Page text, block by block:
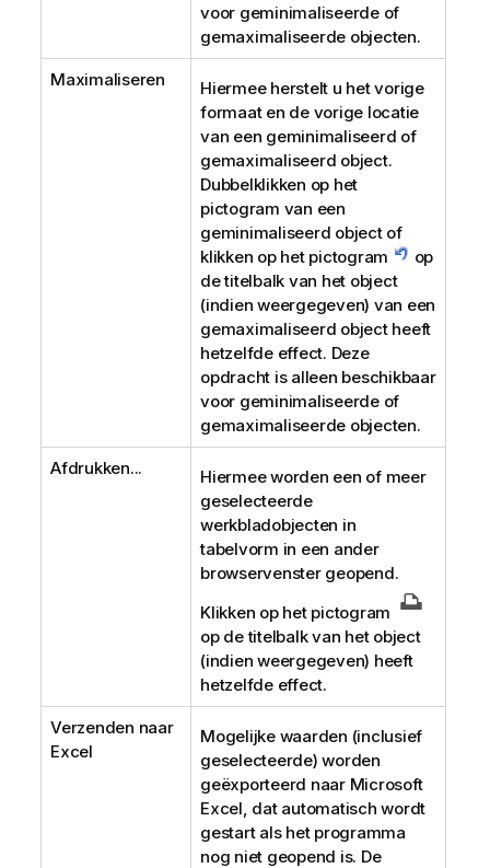
voor geminimaliseerde of
gemaximaliseerde objecten.
Maximaliseren
Hiermee herstelt u het vorige
formaat en de vorige locatie
van een geminimaliseerd of
gemaximaliseerd object.
Dubbelklikken op het
pictogram van een
geminimaliseerd object of
klikken op het pictogram
op
de titelbalk van het object
(indien weergegeven) van een
gemaximaliseerd object heeft
hetzelfde effect. Deze
opdracht is alleen beschikbaar
voor geminimaliseerde of
gemaximaliseerde objecten.
Afdrukken...
Hiermee worden een of meer
geselecteerde
werkbladobjecten in
tabelvorm in een ander
browservenster geopend.
Klikken op het pictogram
op de titelbalk van het object
(indien weergegeven) heeft
hetzelfde effect.
Verzenden naar
Excel
Mogelijke waarden (inclusief
geselecteerde) worden
geëxporteerd naar Microsoft
Excel, dat automatisch wordt
gestart als het programma
nog niet geopend is. De